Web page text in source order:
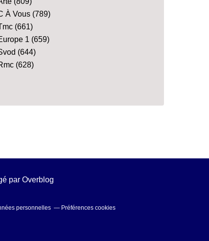
À Vous (789)
(661)
1 (659)
(644)
(628)
par Overblog
personnelles Préférences cookies